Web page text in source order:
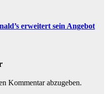
erweitert sein Angebot
Kommentar abzugeben.